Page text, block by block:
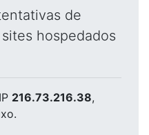
de
hospedados
216.73.216.38,